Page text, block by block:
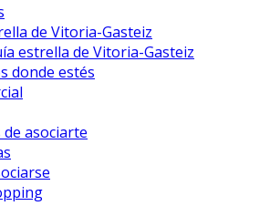
de Vitoria-Gasteiz
estrella de Vitoria-Gasteiz
donde estés
asociarte